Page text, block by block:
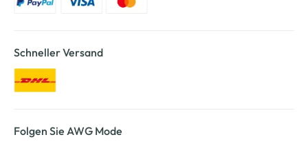
Schneller Versand
Folgen Sie AWG Mode